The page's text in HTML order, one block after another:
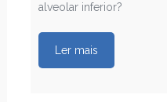
alveolar inferior?
Ler mais